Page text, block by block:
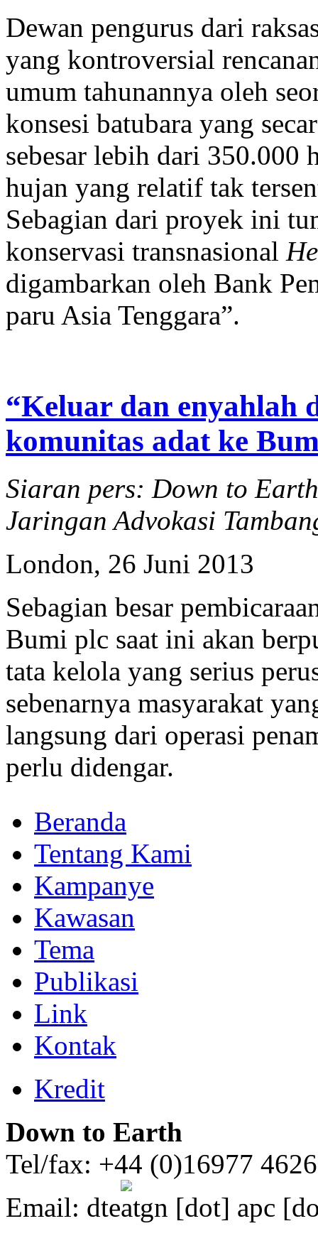
Dewan pengurus dari
yang kontroversial
umum tahunannya oleh
konsesi batubara yang
sebesar lebih dari 350.000
hujan yang relatif tak
Sebagian dari proyek ini
konservasi transnasional
digambarkan oleh Bank
paru Asia Tenggara”.
“Keluar dan enyahlah
komunitas adat ke
Siaran pers: Down to
Jaringan Advokasi
London, 26 Juni 2013
Sebagian besar
Bumi plc saat ini akan
tata kelola yang serius
sebenarnya masyarakat
langsung dari operasi
perlu didengar.
Beranda
Tentang Kami
Kampanye
Kawasan
Tema
Publikasi
Link
Kontak
Kredit
Down to Earth
Tel/fax: +44 (0)16977
Email: dte gn [dot] apc